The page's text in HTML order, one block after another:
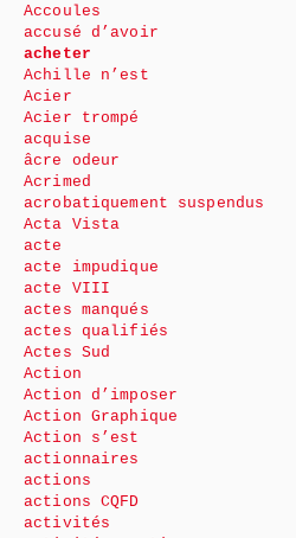
Accoules
accusé d’avoir
acheter
Achille n’est
Acier
Acier trompé
acquise
âcre odeur
Acrimed
acrobatiquement suspendus
Acta Vista
acte
acte impudique
acte VIII
actes manqués
actes qualifiés
Actes Sud
Action
Action d’imposer
Action Graphique
Action s’est
actionnaires
actions
actions CQFD
activités